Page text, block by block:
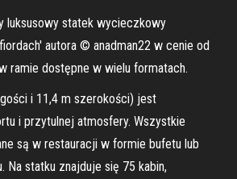
luksusowy statek wycieczkowy
autora © anadman22 w cenie od
ramie dostępne w wielu formatach.
i 11,4 m szerokości) jest
i przytulnej atmosfery. Wszystkie
są w restauracji w formie bufetu lub
Na statku znajduje się 75 kabin,